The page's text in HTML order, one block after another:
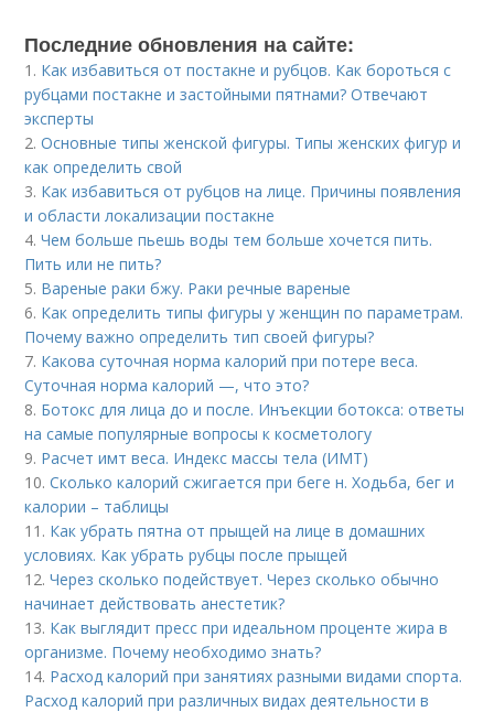
Последние обновления на сайте:
1. Как избавиться от постакне и рубцов. Как бороться с
рубцами постакне и застойными пятнами? Отвечают
эксперты
2.Основные типы женской фигуры. Типы женских фигур и
как определить свой
3. Как избавиться от рубцов на лице. Причины появления
и области локализации постакне
4.Чем больше пьешь воды тем больше хочется пить.
Пить или не пить?
5. Вареные раки бжу. Раки речные вареные
6. Как определить типы фигуры у женщин по параметрам.
Почему важно определить тип своей фигуры?
7. Какова суточная норма калорий при потере веса.
Суточная норма калорий —, что это?
8. Ботокс для лица до и после. Инъекции ботокса: ответы
на самые популярные вопросы к косметологу
9. Расчет имт веса. Индекс массы тела (ИМТ)
10.Сколько калорий сжигается при беге н. Ходьба, бег и
калории – таблицы
11. Как убрать пятна от прыщей на лице в домашних
условиях. Как убрать рубцы после прыщей
12.Через сколько подействует. Через сколько обычно
начинает действовать анестетик?
13. Как выглядит пресс при идеальном проценте жира в
организме. Почему необходимо знать?
14. Расход калорий при занятиях разными видами спорта.
Расход калорий при различных видах деятельности в